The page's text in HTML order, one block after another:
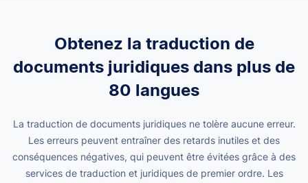
Obtenez la traduction de
documents juridiques dans plus de
80 langues
La traduction de documents juridiques ne tolère aucune erreur.
Les erreurs peuvent entraîner des retards inutiles et des
conséquences négatives, qui peuvent être évitées grâce à des
services de traduction et juridiques de premier ordre. Les